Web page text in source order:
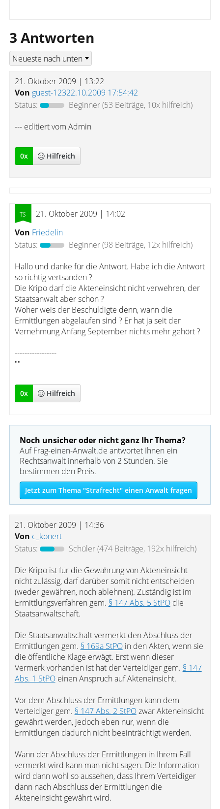
3 Antworten
21. Oktober 2009 | 13:22
Von guest-12322.10.2009 17:54:42
Status:
Beginner(53 Beiträge, 10x hilfreich)
--- editiert vom Admin
0x Hilfreich
21. Oktober 2009 | 14:02
Von Friedelin
Status:
Beginner(98 Beiträge, 12x hilfreich)
Hallo und danke für die Antwort. Habe ich die Antwort
so richtig vertsanden ?
Die Kripo darf die Akteneinsicht nicht verwehren, der
Staatsanwalt aber schon ?
Woher weis der Beschuldigte denn, wann die
Ermittlungen abgelaufen sind ? Er hat ja seit der
Vernehmung Anfang September nichts mehr gehört ?
-----------------
""
0x Hilfreich
Noch unsicher oder nicht ganz Ihr Thema?
Auf Frag-einen-Anwalt.de antwortet Ihnen ein
Rechtsanwalt innerhalb von 2 Stunden. Sie
bestimmen den Preis.
Jetzt zum Thema "Strafrecht" einen Anwalt fragen
21. Oktober 2009 | 14:36
Von c_konert
Status:
Schüler(474 Beiträge, 192x hilfreich)
Die Kripo ist für die Gewährung von Akteneinsicht
nicht zulässig, darf darüber somit nicht entscheiden
(weder gewähren, noch ablehnen). Zuständig ist im
Ermittlungsverfahren gem. § 147 Abs. 5 StPOdie
Staatsanwaltschaft.
Die Staatsanwaltschaft vermerkt den Abschluss der
Ermittlungen gem. § 169a StPOin den Akten, wenn sie
die öffentliche Klage erwägt. Erst wenn dieser
Vermerk vorhanden ist hat der Verteidiger gem. § 147
Abs. 1 StPOeinen Anspruch auf Akteneinsicht.
Vor dem Abschluss der Ermittlungen kann dem
Verteidiger gem. § 147 Abs. 2 StPOzwar Akteneinsicht
gewährt werden, jedoch eben nur, wenn die
Ermittlungen dadurch nicht beeinträchtigt werden.
Wann der Abschluss der Ermittlungen in Ihrem Fall
vermerkt wird kann man nicht sagen. Die Information
wird dann wohl so aussehen, dass Ihrem Verteidiger
dann nach Abschluss der Ermittlungen die
Akteneinsicht gewährt wird.